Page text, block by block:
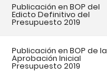
Publicación en BOP del
Edicto Definitivo del
Presupuesto 2019
Publicación en BOP de la
Aprobación Inicial
Presupuesto 2019